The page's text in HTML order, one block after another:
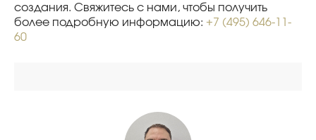
создания. Свяжитесь с нами, чтобы получить
более подробную информацию: +7 (495) 646-11-
60